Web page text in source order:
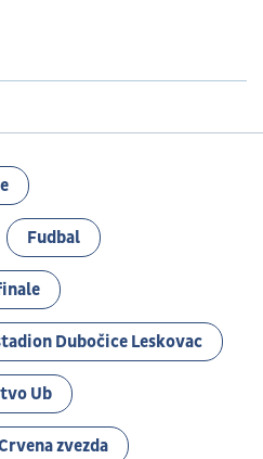
Fudbal
Dubočice Leskovac
Ub
zvezda